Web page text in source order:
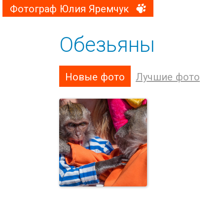
Фотограф Юлия Яремчук
Обезьяны
Новые фото Лучшие фото